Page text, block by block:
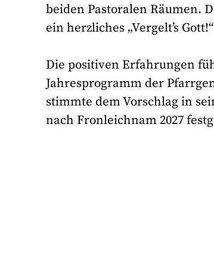
beiden Pastoralen Räumen.
ein herzliches „Vergelt’s
Die positiven Erfahrungen
Jahresprogramm der
stimmte dem Vorschlag in
nach Fronleichnam 2027